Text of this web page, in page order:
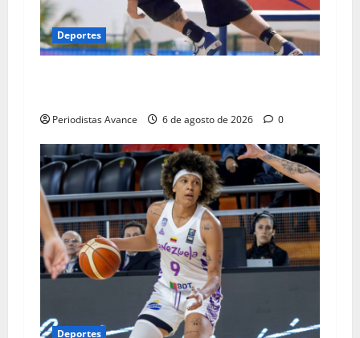
Deportes
Periodistas Avance 6 de agosto de 2026 0
Deportes